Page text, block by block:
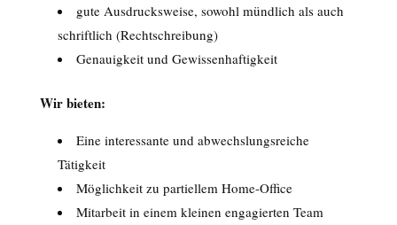
gute Ausdrucksweise, sowohl mündlich als auch
schriftlich (Rechtschreibung)
Genauigkeit und Gewissenhaftigkeit
Wir bieten:
Eine interessante und abwechslungsreiche
Tätigkeit
Möglichkeit zu partiellem Home-Office
Mitarbeit in einem kleinen engagierten Team